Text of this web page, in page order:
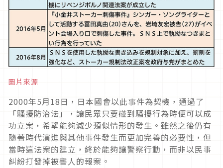
圖片來源
2000年5月18日，日本國會以此事件為契機，通過了
「騷擾防治法」，讓民眾只要碰到騷擾行為時便可以成
功立案，希望能夠減少類似情形的發生。雖然之後仍有
隨著時代演進與其他事件發生而更加完善的必要性，但
當時這法案的建立，終於能夠讓警察行動，而非以民事
糾紛打發掉被害人的報案。